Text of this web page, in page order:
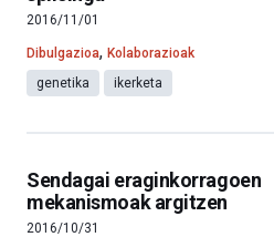
2016/11/01
Dibulgazioa, Kolaborazioak
genetika
ikerketa
Sendagai eraginkorragoen
mekanismoak argitzen
2016/10/31